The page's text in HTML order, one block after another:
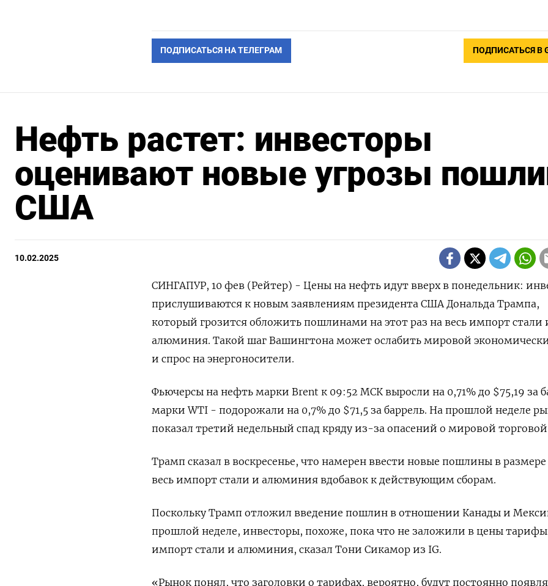
ПОДПИСАТЬСЯ НА ТЕЛЕГРАМ ПОДПИСАТЬСЯ В
Нефть растет: инвесторы
оценивают новые угрозы
США
10.02.2025
СИНГАПУР, 10 фев (Рейтер) - Цены на нефть идут вверх в понедельник:
прислушиваются к новым заявлениям президента США Дональда Трампа,
который грозится обложить пошлинами на этот раз на весь импорт стали
алюминия. Такой шаг Вашингтона может ослабить мировой
и спрос на энергоносители.
Фьючерсы на нефть марки Brent к 09:52 МСК выросли на 0,71% до $75,19 за
марки WTI - подорожали на 0,7% до $71,5 за баррель. На прошлой неделе
показал третий недельный спад кряду из-за опасений о мировой
Трамп сказал в воскресенье, что намерен ввести новые пошлины в размере
весь импорт стали и алюминия вдобавок к действующим сборам.
Поскольку Трамп отложил введение пошлин в отношении Канады и
прошлой неделе, инвесторы, похоже, пока что не заложили в цены
импорт стали и алюминия, сказал Тони Сикамор из IG.
«Рынок понял, что заголовки о тарифах, вероятно, будут постоянно